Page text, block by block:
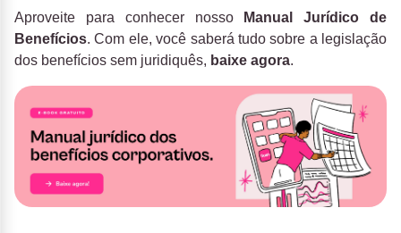
Aproveite para conhecer nosso
Manual Jurídico de
Benefícios. Com ele, você saberá tudo sobre a legislação
dos benefícios sem juridiquês, baixe agora.